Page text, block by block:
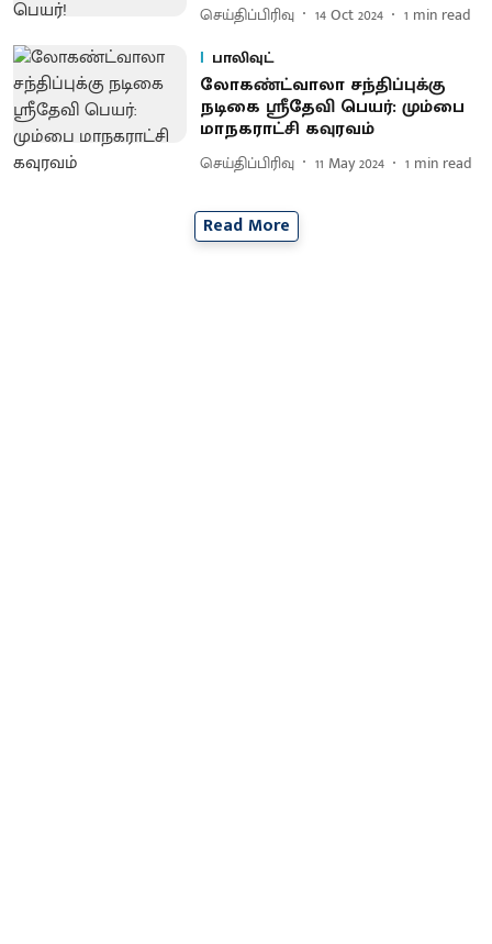
செய்திப்பிரிவு 14 Oct 2024 1 min read
பாலிவுட்
லோகண்ட்வாலா சந்திப்புக்கு
நடிகை ஸ்ரீதேவி பெயர்: மும்பை
மாநகராட்சி கவுரவம்
செய்திப்பிரிவு 11 May 2024 1 min read
Read More